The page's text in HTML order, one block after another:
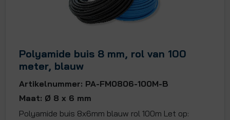
Polyamide buis 8 mm, rol van 100
meter, blauw
Artikelnummer: PA-FM0806-100M-B
Maat: Ø 8 x 6 mm
Polyamide buis 8x6mm blauw rol 100m Let op: